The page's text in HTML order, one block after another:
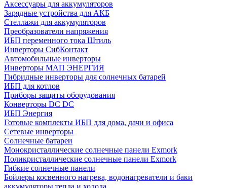
Аксессуары для аккумуляторов
Зарядные устройства для АКБ
Стеллажи для аккумуляторов
Преобразователи напряжения
ИБП переменного тока Штиль
Инверторы СибКонтакт
Автомобильные инверторы
Инверторы МАП ЭНЕРГИЯ
Гибридные инверторы для солнечных батарей
ИБП для котлов
Приборы защиты оборудования
Конверторы DC DC
ИБП Энергия
Готовые комплекты ИБП для дома, дачи и офиса
Сетевые инверторы
Солнечные батареи
Монокристаллические солнечные панели Exmork
Поликристаллические солнечные панели Exmork
Гибкие солнечные панели
Бойлеры косвенного нагрева, водонагреватели и баки
аккумуляторы тепла и холода